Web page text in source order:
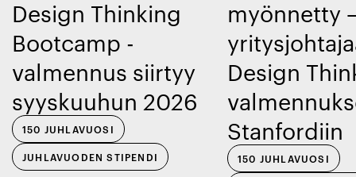
Design Thinking
Bootcamp -
valmennus siirtyy
syyskuuhun 2026
150 JUHLAVUOSI
JUHLAVUODEN STIPENDI
myönnetty
Design
Stanfordiin
150 JUHLAVUOSI